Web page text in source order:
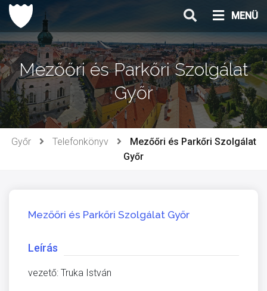
Ugrás
tartalomhoz
MENÜ
Mezőőri és Parkőri Szolgálat
Győr
Győr Telefonkönyv
Mezőőri és Parkőri Szolgálat
Győr
Mezőőri és Parkőri Szolgálat Győr
Leírás
vezető: Truka István